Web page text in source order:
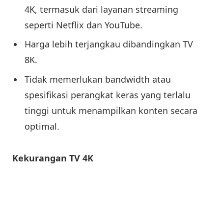
4K, termasuk dari layanan streaming
seperti Netflix dan YouTube.
Harga lebih terjangkau dibandingkan TV
8K.
Tidak memerlukan bandwidth atau
spesifikasi perangkat keras yang terlalu
tinggi untuk menampilkan konten secara
optimal.
Kekurangan TV 4K